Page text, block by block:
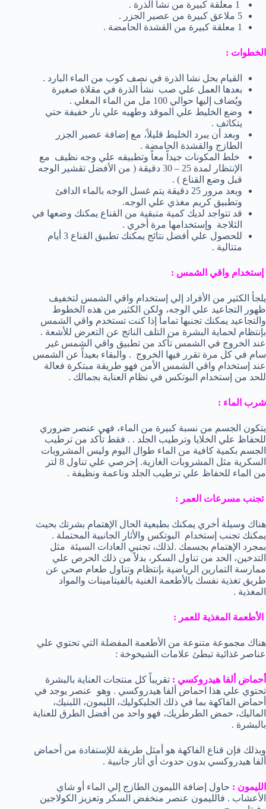
5 ملاعق كبيرة من عصير الجزر .
1 معلقة كبيرة من القشدة الحامضة .
الخطوات :
القيام بحل نشا الذرة في نصف كوب من الماء البارد .
بعدها العمل علي صب نشأ الذرة في مقلاة صغيرة
ويُضاف إليها حوالي 100 مل من الماء المغلي .
وضع الخليط علي الموقد وطهيه علي نار خفيفة حتي
يتكاثف .
وبعد أن يبرد الخليط قليلاً، مع إضافة عصير الجزر
الطازج والقشدة الحامضة .
خلط المكونات جيداً معاً وتطبيقه علي وجه نظيف مع
الإنتظار لمدة 25 – 30 دقيقة ( من الأفضل تقشير الوجه
قبل وضع القناع ) .
وبعد مرور 25 دقيقة يتم غسل الوجه بالماء الدافئ
وتطبيق كريم مغذي علي الوجه.
قد تتواجد لديك كمية متبقية من القناع يمكنك وضعها في
الثلاجة وإستخدامها مرة أخري .
للحصول علي أفضل نتائج يمكنك تطبيق القناع 3 أيام
متتالية .
إستخدام واقي الشمس :
يلجأ الكثير من الأفراد إلي إستخدام واقي الشمس لتخفيف
ظهور التجاعيد علي الوجه، ولكن الكثير من هذه الخطوط
والتجاعيد يمكنك تجنبها تماماً إذا كنت تستخدم واقي الشمس
بإنتظام لحماية البشرة من التلف الناتج عن التعرض للأشعة .
عند الخروج في الشمس تأكد من تطبيق واقي الشمس غير
سام في كل مرة تقرر فيها الخروج . والبقاء بعيداً عن الشمس
عند إستخدام واقي الشمس الأمن فهو طريقة مبتكرة فعالة
للحد من إستخدام البوتكس في نظام العناية بجمالك .
شرب الماء :
يتكون الجسم من نسبة كبيرة من الماء، فهي عنصر ضروري
للحفاظ علي الخلايا وترطيب الجلد . . فقط تأكد من ترطيب
الجسم بكمية كافية من الماء طوال اليوم وليس المشروبات
السكرية مثل المشروبات الغازية. إحرصي علي تناول 8 لتر
من الماء للحفاظ علي ترطيب الجلد وناعمة ونظيفة .
تجنب مسرعات العمر :
هناك وسيلة أخري يمكنك بطبعية الحال الإهتمام بشرتك بحيث
يمكنك تجنب إستخدام البوتكس والأثار الجانبية المحتملة .
بمجرد الإهتمام بجسمك .لذلك، تجنبي العادات السيئة مثل
التدخين، الحد من تناول السكر، بدلاً من ذلك الحرص علي
ممارسة التمارين الرياضية بإنتظام وتناول طعام صحي عن
طريق تغذية نفسك بالأطعمة الغنية بالفيتامينات والمواد
المغذية .
الأطعمة المغذية للعمر :
هناك مجموعة متنوعة من الأطعمة المفضلة التي تحتوي علي
عناصر غذائية تبطئ علامات الشيخوخة :
أحماض ألفا هيدروكسي : تقريباً كل منتجات العناية بالبشرة
تحتوي علي هذا احماض ألفا هيدروكسي . وهو عنصر يوجد في
أحماض الفاكهة بما في ذلك الجليكوليك، الليمون، اللبنيك،
الماليك، حمض الطرطريك، فهو واحد من أفضل الطرق للعناية
بالبشرة .
وبذلك فإن قناع الفاكهة هو أمثل طريقة للإستفادة من أحماض
ألفا هيدروكسي بدون حدوث أي أثار جانبية .
الليمون : حاول إضافة الليمون الطازج إلي الماء أو شاي
الأعشاب . فالليمون عنصر منخفض السكر وتعزيز الكولاجين